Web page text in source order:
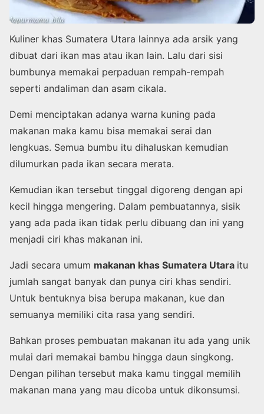
Kuliner khas Sumatera Utara lainnya ada arsik yang
dibuat dari ikan mas atau ikan lain. Lalu dari sisi
bumbunya memakai perpaduan rempah-rempah
seperti andaliman dan asam cikala.
Demi menciptakan adanya warna kuning pada
makanan maka kamu bisa memakai serai dan
lengkuas. Semua bumbu itu dihaluskan kemudian
dilumurkan pada ikan secara merata.
Kemudian ikan tersebut tinggal digoreng dengan api
kecil hingga mengering. Dalam pembuatannya, sisik
yang ada pada ikan tidak perlu dibuang dan ini yang
menjadi ciri khas makanan ini.
Jadi secara umum makanan khas Sumatera Utara itu
jumlah sangat banyak dan punya ciri khas sendiri.
Untuk bentuknya bisa berupa makanan, kue dan
semuanya memiliki cita rasa yang sendiri.
Bahkan proses pembuatan makanan itu ada yang unik
mulai dari memakai bambu hingga daun singkong.
Dengan pilihan tersebut maka kamu tinggal memilih
makanan mana yang mau dicoba untuk dikonsumsi.